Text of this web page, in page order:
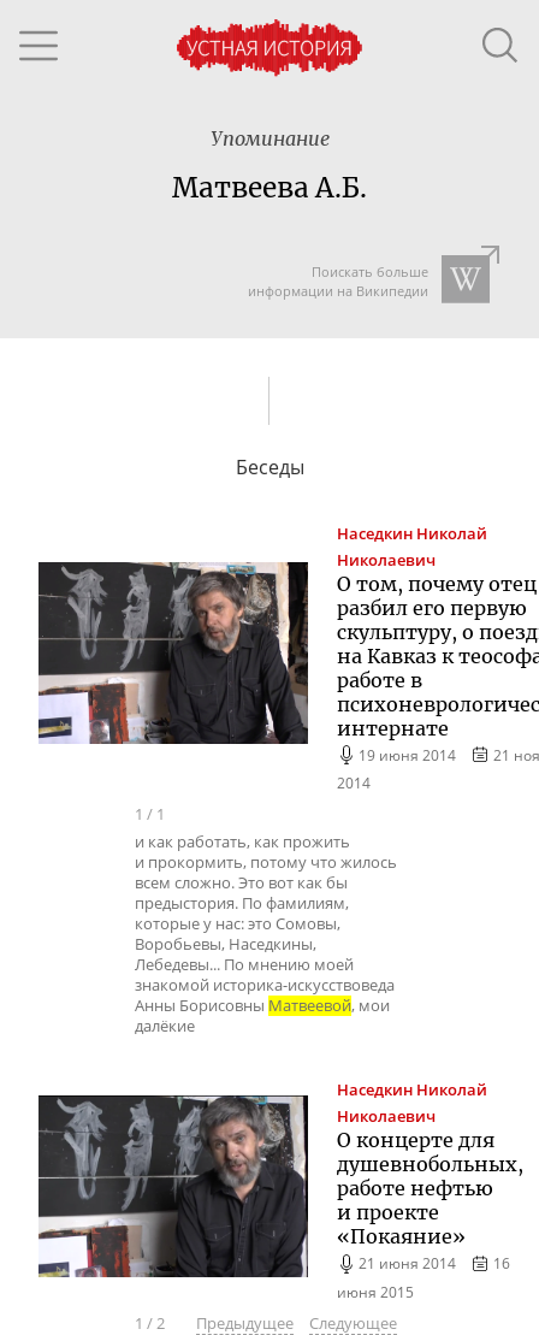
Упоминание
Матвеева А.Б.
Поискать больше
информации на Википедии
Беседы
Наседкин Николай
Николаевич
О том, почему отец
разбил его первую
скульптуру, о
на Кавказ к
работе в
интернате
19 июня 2014
21
2014
1 / 1
и как работать, как прожить
и прокормить, потому что жилось
всем сложно. Это вот как бы
предыстория. По фамилиям,
которые у нас: это Сомовы,
Воробьевы, Наседкины,
Лебедевы... По мнению моей
знакомой историка-искусствоведа
Анны Борисовны Матвеевой, мои
далёкие
Наседкин Николай
Николаевич
О концерте для
душевнобольных,
работе нефтью
и проекте
«Покаяние»
21 июня 2014
16
июня 2015
1 /2 Предыдущее
Следующее